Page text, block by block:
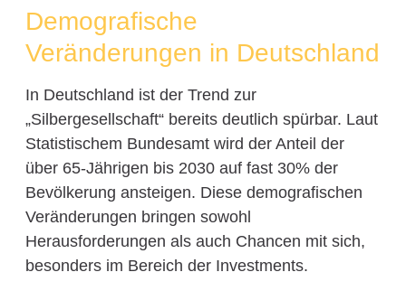
Demografische
Veränderungen in Deutschland
In Deutschland ist der Trend zur
„Silbergesellschaft“ bereits deutlich spürbar. Laut
Statistischem Bundesamt wird der Anteil der
über 65-Jährigen bis 2030 auf fast 30% der
Bevölkerung ansteigen. Diese demografischen
Veränderungen bringen sowohl
Herausforderungen als auch Chancen mit sich,
besonders im Bereich der Investments.